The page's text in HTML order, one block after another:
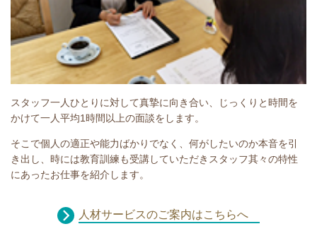
スタッフ一人ひとりに対して真摯に向き合い、じっくりと時間を
かけて一人平均1時間以上の面談をします。
そこで個人の適正や能力ばかりでなく、何がしたいのか本音を引
き出し、時には教育訓練も受講していただきスタッフ其々の特性
にあったお仕事を紹介します。
人材サービスのご案内はこちらへ